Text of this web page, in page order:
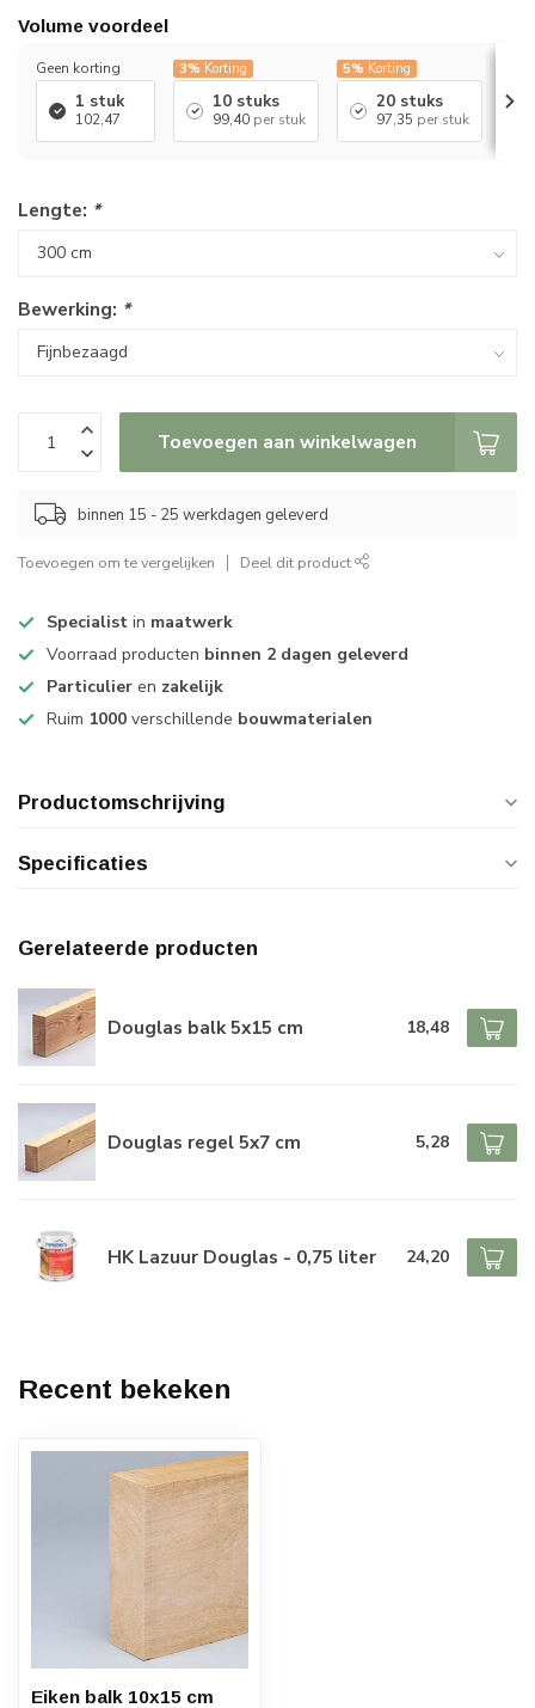
Volume voordeel
Geen korting
1 stuk
102,47
3% Korting
10 stuks
99,40 per stuk
5% Korting
20 stuks
97,35 per stuk
Lengte: *
Bewerking: *
Toevoegen aan winkelwagen
binnen 15 - 25 werkdagen geleverd
Toevoegen om te vergelijken Deel dit product
Specialist in maatwerk
Voorraad producten binnen 2 dagen geleverd
Particulier en zakelijk
Ruim 1000 verschillende bouwmaterialen
Productomschrijving
Specificaties
Gerelateerde producten
Douglas balk 5x15 cm 18,48
Douglas regel 5x7 cm 5,28
HK Lazuur Douglas - 0,75 liter 24,20
Recent bekeken
Eiken balk 10x15 cm